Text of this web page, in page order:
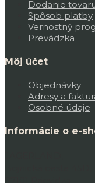
Dodanie
Spôsob platby
Vernostný
Prevádzka
Môj účet
Objednávky
Adresy a
Osobné údaje
Informácie o e-